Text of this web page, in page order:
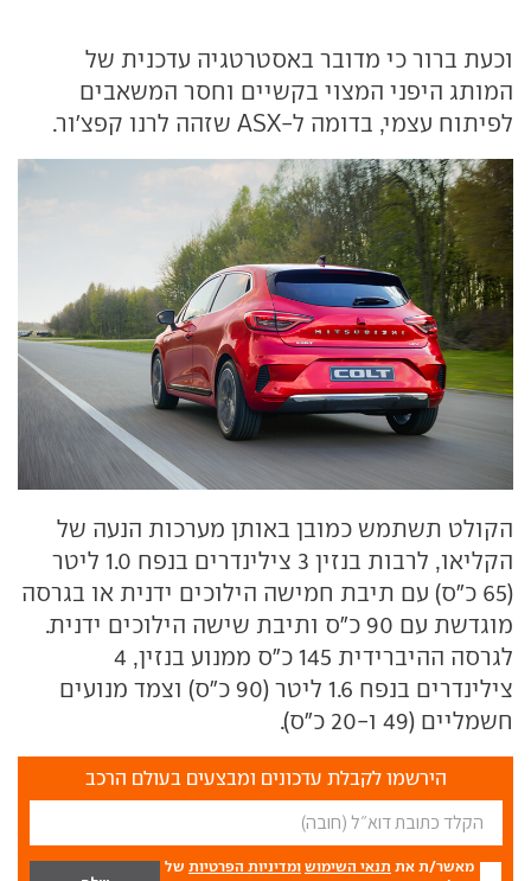
וכעת ברור כי מדובר באסטרטגיה עדכנית של
המותג היפני המצוי בקשיים וחסר המשאבים
לפיתוח עצמי, בדומה ל-ASX שזהה לרנו קפצ'ור.
הקולט תשתמש כמובן באותן מערכות הנעה של
הקליאו, לרבות בנזין 3 צילינדרים בנפח 1.0 ליטר
(65 כ"ס) עם תיבת חמישה הילוכים ידנית או בגרסה
מוגדשת עם 90 כ"ס ותיבת שישה הילוכים ידנית.
לגרסה ההיברידית 145 כ"ס ממנוע בנזין, 4
צילינדרים בנפח 1.6 ליטר (90 כ"ס) וצמד מנועים
חשמליים (49 ו-20 כ"ס).
הירשמו לקבלת עדכונים ומבצעים בעולם הרכב
מאשר/ת את תנאי השימוש ומדיניות הפרטיות של